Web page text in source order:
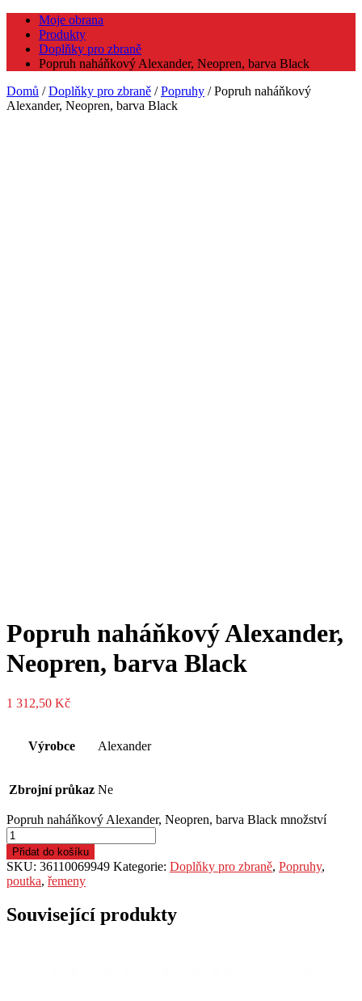
Moje obrana
Produkty
Doplňky pro zbraně
Popruh naháňkový Alexander, Neopren, barva Black
Domů /Doplňky pro zbraně /Popruhy / Popruh naháňkový
Alexander, Neopren, barva Black
Popruh naháňkový Alexander,
Neopren, barva Black
1 312,50 Kč
Výrobce Alexander
Zbrojní průkaz Ne
Popruh naháňkový Alexander, Neopren, barva Black množství
Přidat do košíku
SKU: 36110069949 Kategorie: Doplňky pro zbraně, Popruhy,
poutka, řemeny
Související produkty